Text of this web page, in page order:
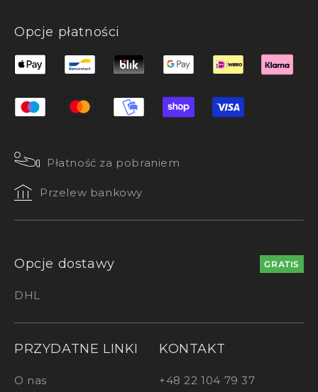
Opcje płatności
Płatność za pobraniem
Przelew bankowy
Opcje dostawy GRATIS
DHL
PRZYDATNE LINKI
O nas
KONTAKT
+48 22 104 79 37